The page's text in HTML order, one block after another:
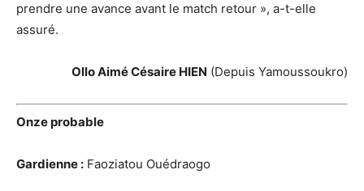
prendre une avance avant le match retour », a-t-elle
assuré.
Ollo Aimé Césaire HIEN (Depuis Yamoussoukro)
Onze probable
Gardienne : Faoziatou Ouédraogo